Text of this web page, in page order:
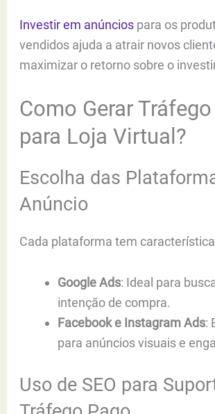
Investir em anúncios para os
vendidos ajuda a atrair novos
maximizar o retorno sobre o
Como Gerar
para Loja Virtual?
Escolha das
Anúncio
Cada plataforma tem
Google Ads: Ideal para
intenção de compra.
Facebook e Instagram Ads:
para anúncios visuais e
Uso de SEO para